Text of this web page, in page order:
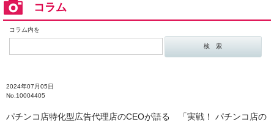
コラム
コラム内を
2024年07月05日
No.10004405
パチンコ店特化型広告代理店のCEOが語る 「実戦！ パチンコ店の